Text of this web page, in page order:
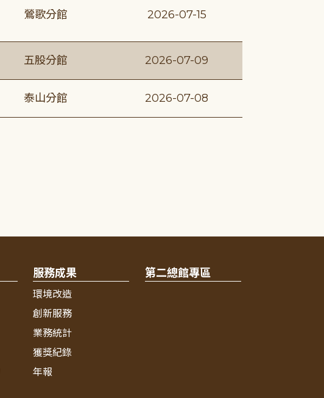
鶯歌分館 2026-07-15
五股分館 2026-07-09
泰山分館 2026-07-08
服務成果
環境改造
創新服務
業務統計
獲獎紀錄
年報
第二總館專區